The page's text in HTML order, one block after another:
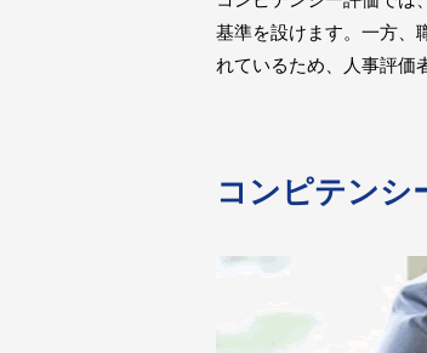
基準を設けます。一方、
れているため、人事評価
コンピテンシ